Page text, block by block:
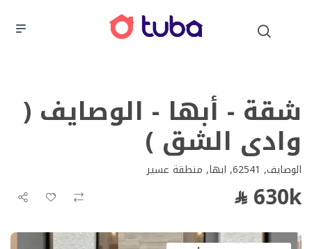
شقة - أبها - الوصايف (
وادى الشق )
الوصايف, 62541, ابها, منطقة عسير
630k